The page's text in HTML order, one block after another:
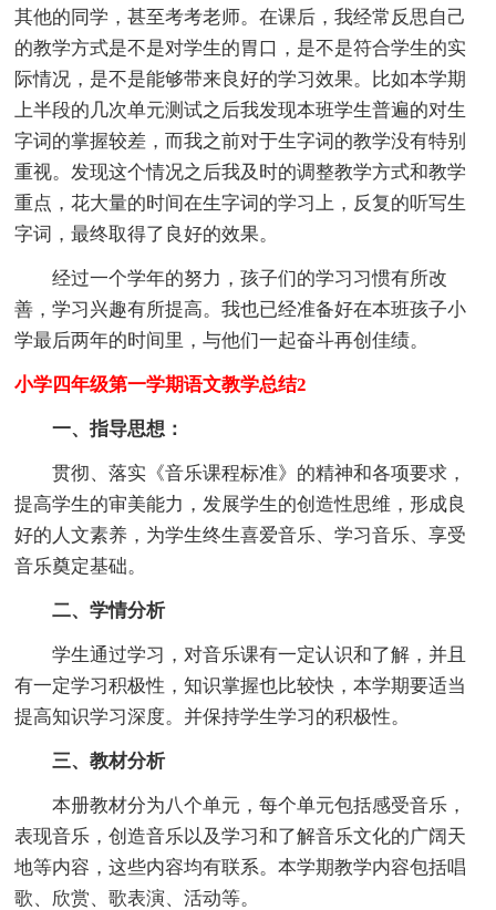
其他的同学，甚至考考老师。在课后，我经常反思自己
的教学方式是不是对学生的胃口，是不是符合学生的实
际情况，是不是能够带来良好的学习效果。比如本学期
上半段的几次单元测试之后我发现本班学生普遍的对生
字词的掌握较差，而我之前对于生字词的教学没有特别
重视。发现这个情况之后我及时的调整教学方式和教学
重点，花大量的时间在生字词的学习上，反复的听写生
字词，最终取得了良好的效果。
经过一个学年的努力，孩子们的学习习惯有所改
善，学习兴趣有所提高。我也已经准备好在本班孩子小
学最后两年的时间里，与他们一起奋斗再创佳绩。
小学四年级第一学期语文教学总结2
一、指导思想：
贯彻、落实《音乐课程标准》的精神和各项要求，
提高学生的审美能力，发展学生的创造性思维，形成良
好的人文素养，为学生终生喜爱音乐、学习音乐、享受
音乐奠定基础。
二、学情分析
学生通过学习，对音乐课有一定认识和了解，并且
有一定学习积极性，知识掌握也比较快，本学期要适当
提高知识学习深度。并保持学生学习的积极性。
三、教材分析
本册教材分为八个单元，每个单元包括感受音乐，
表现音乐，创造音乐以及学习和了解音乐文化的广阔天
地等内容，这些内容均有联系。本学期教学内容包括唱
歌、欣赏、歌表演、活动等。